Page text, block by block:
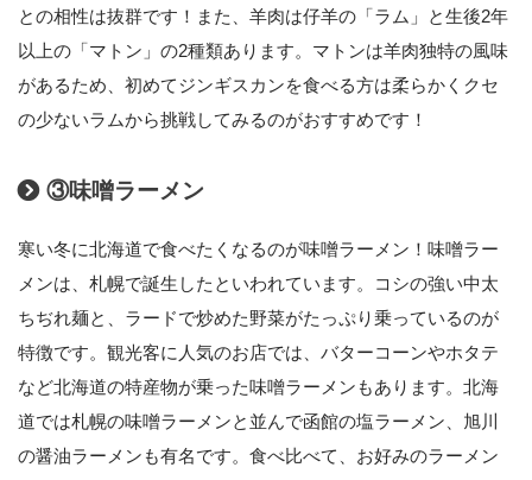
との相性は抜群です！また、羊肉は仔羊の「ラム」と生後2年
以上の「マトン」の2種類あります。マトンは羊肉独特の風味
があるため、初めてジンギスカンを食べる方は柔らかくクセ
の少ないラムから挑戦してみるのがおすすめです！
③味噌ラーメン
寒い冬に北海道で食べたくなるのが味噌ラーメン！味噌ラー
メンは、札幌で誕生したといわれています。コシの強い中太
ちぢれ麺と、ラードで炒めた野菜がたっぷり乗っているのが
特徴です。観光客に人気のお店では、バターコーンやホタテ
など北海道の特産物が乗った味噌ラーメンもあります。北海
道では札幌の味噌ラーメンと並んで函館の塩ラーメン、旭川
の醤油ラーメンも有名です。食べ比べて、お好みのラーメン